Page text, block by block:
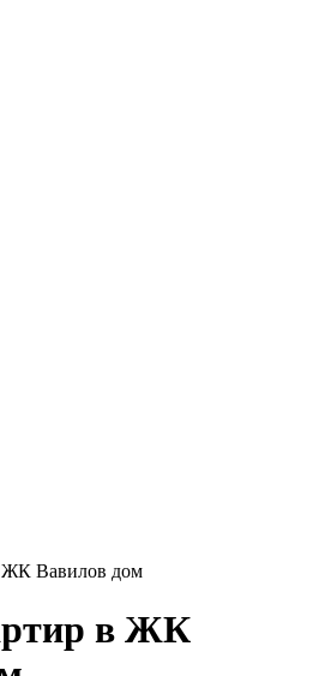
ЖК Вавилов дом
в ЖК